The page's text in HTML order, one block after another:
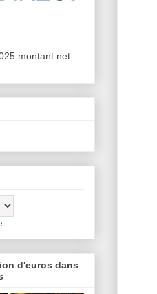
montant net :
d'euros dans